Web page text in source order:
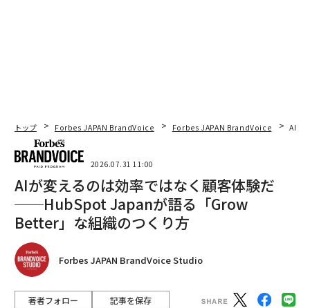
トップ Forbes JAPAN BrandVoice Forbes JAPAN BrandVoice AIが
2026.07.31 11:00
AIが変えるのは効率ではなく顧客体験だ
──HubSpot Japanが語る「Grow
Better」な組織のつくり方
Forbes JAPAN BrandVoice Studio
著者フォロー 記事を保存